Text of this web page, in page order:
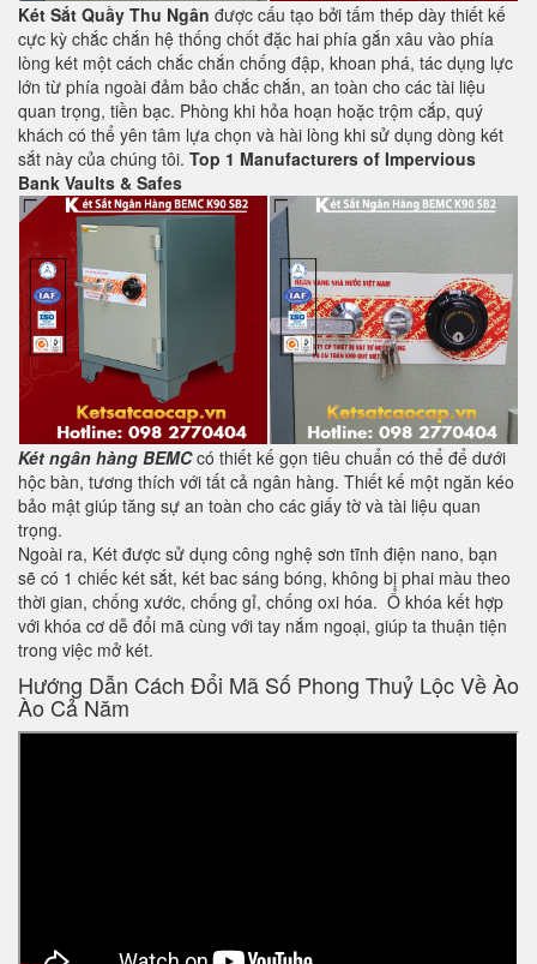
Két Sắt Quầy Thu Ngân được cấu tạo bởi tấm thép dày thiết kế
cực kỳ chắc chắn hệ thống chốt đặc hai phía gắn xâu vào phía
lòng két một cách chắc chắn chống đập, khoan phá, tác dụng lực
lớn từ phía ngoài đảm bảo chắc chắn, an toàn cho các tài liệu
quan trọng, tiền bạc. Phòng khi hỏa hoạn hoặc trộm cắp, quý
khách có thể yên tâm lựa chọn và hài lòng khi sử dụng dòng két
sắt này của chúng tôi. Top 1 Manufacturers of Impervious
Bank Vaults & Safes
Két ngân hàng BEMCcó thiết kế gọn tiêu chuẩn có thể để dưới
hộc bàn, tương thích với tất cả ngân hàng. Thiết kế một ngăn kéo
bảo mật giúp tăng sự an toàn cho các giấy tờ và tài liệu quan
trọng.
Ngoài ra, Két được sử dụng công nghệ sơn tĩnh điện nano, bạn
sẽ có 1 chiếc két sắt, két bac sáng bóng, không bị phai màu theo
thời gian, chống xước, chống gỉ, chống oxi hóa. Ổ khóa kết hợp
với khóa cơ dễ đổi mã cùng với tay nắm ngoại, giúp ta thuận tiện
trong việc mở két.
Hướng Dẫn Cách Đổi Mã Số Phong Thuỷ Lộc Về Ào
Ào Cả Năm